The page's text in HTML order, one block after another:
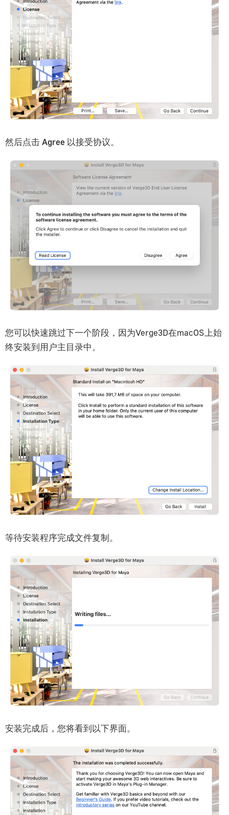
然后点击Agree 以接受协议。
您可以快速跳过下一个阶段，因为Verge3D在macOS上始
终安装到用户主目录中。
等待安装程序完成文件复制。
安装完成后，您将看到以下界面。